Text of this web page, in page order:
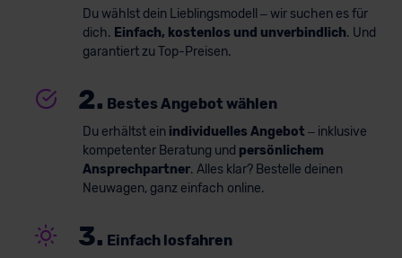
Du wählst dein Lieblingsmodell – wir suchen es für
dich. Einfach, kostenlos und unverbindlich. Und
garantiert zu Top-Preisen.
2. Bestes Angebot wählen
Du erhältst ein individuelles Angebot – inklusive
kompetenter Beratung und persönlichem
Ansprechpartner. Alles klar? Bestelle deinen
Neuwagen, ganz einfach online.
3. Einfach losfahren